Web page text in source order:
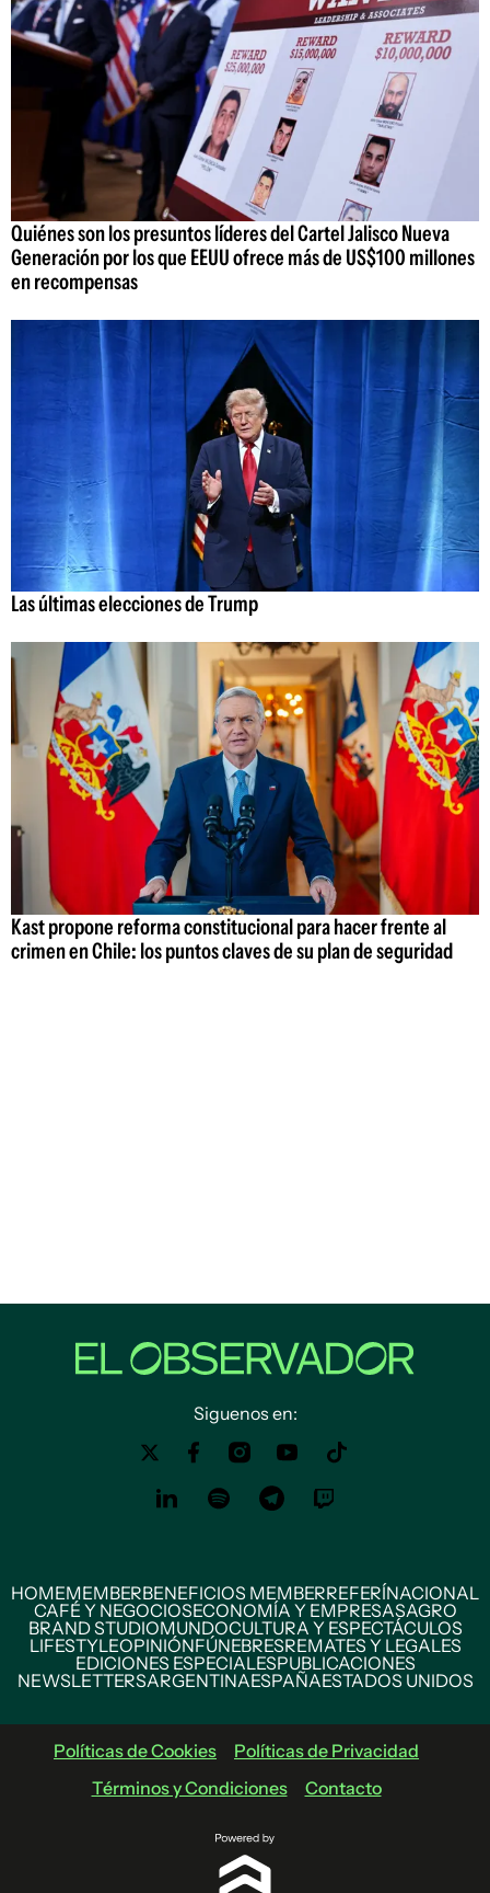
Quiénes son los presuntos líderes del Cartel Jalisco Nueva
Generación por los que EEUU ofrece más de US$100 millones
en recompensas
Las últimas elecciones de Trump
Kast propone reforma constitucional para hacer frente al
crimen en Chile: los puntos claves de su plan de seguridad
Siguenos en:
HOMEMEMBERBENEFICIOS MEMBERREFERÍNACIONAL
CAFÉ Y NEGOCIOSECONOMÍA Y EMPRESASAGRO
BRAND STUDIOMUNDOCULTURA Y ESPECTÁCULOS
LIFESTYLEOPINIÓNFÚNEBRESREMATES Y LEGALES
EDICIONES ESPECIALESPUBLICACIONES
NEWSLETTERSARGENTINAESPAÑAESTADOS UNIDOS
Políticas de Cookies
Políticas de Privacidad
Términos y Condiciones
Contacto